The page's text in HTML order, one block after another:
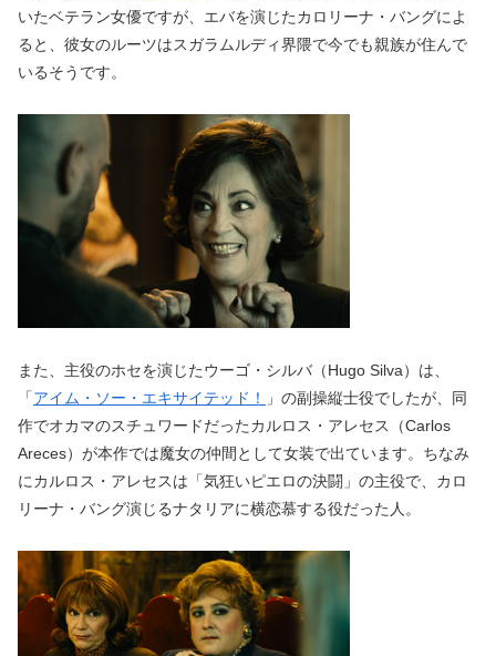
いたベテラン女優ですが、エバを演じたカロリーナ・バングによ
ると、彼女のルーツはスガラムルディ界隈で今でも親族が住んで
いるそうです。
また、主役のホセを演じたウーゴ・シルバ（Hugo Silva）は、
「アイム・ソー・エキサイテッド！
」の副操縦士役でしたが、同
作でオカマのスチュワードだったカルロス・アレセス（Carlos
Areces）が本作では魔女の仲間として女装で出ています。ちなみ
にカルロス・アレセスは「気狂いピエロの決闘」の主役で、カロ
リーナ・バング演じるナタリアに横恋慕する役だった人。